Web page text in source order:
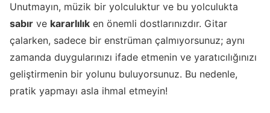
Unutmayın, müzik bir yolculuktur ve bu yolculukta
sabır ve kararlılık en önemli dostlarınızdır. Gitar
çalarken, sadece bir enstrüman çalmıyorsunuz; aynı
zamanda duygularınızı ifade etmenin ve yaratıcılığınızı
geliştirmenin bir yolunu buluyorsunuz. Bu nedenle,
pratik yapmayı asla ihmal etmeyin!